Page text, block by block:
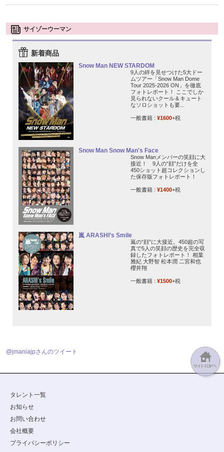
サイゾーウーマン
新着商品
Snow Man NEW STARDOM
9人の絆を見せつけた5大ドー
ムツアー「Snow Man Dome
Tour 2025-2026 ON」を徹底
フォトレポート！ ここでしか
見られないクール＆キュート
なソロショットも要...
一般書籍 : ¥1600+税
Snow Man Snow Man's Face
Snow Manメンバーの笑顔に大
接近！ 9人の“顔”だけを全
450ショット超コレクションし
た保存版フォトレポート！
一般書籍 : ¥1400+税
嵐 ARASHI’s Smile
嵐の“顔”に大接近。450超の写
真で5人の笑顔の歴史を完全収
録したフォトレポート！ 相葉
雅紀 大野智 松本潤 二宮和也
櫻井翔
一般書籍 : ¥1500+税
@jmaniajpさんのツイート
タレント一覧
お知らせ
お問い合わせ
会社概要
プライバシーポリシー